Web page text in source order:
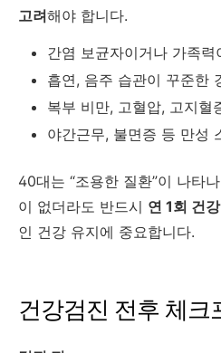
고려해야 합니다.
간염 보균자이거나 가족력
흡연, 음주 습관이 꾸준한
복부 비만, 고혈압, 고지혈
야간근무, 불면증 등 만성
40대는 “조용한 질환”이 나타
이 없더라도 반드시 연 1회 건
인 건강 유지에 중요합니다.
건강검진 전후 체크